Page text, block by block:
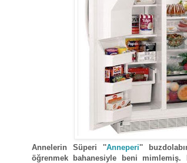
Annelerin Süperi ''Anneperi''
öğrenmek bahanesiyle beni